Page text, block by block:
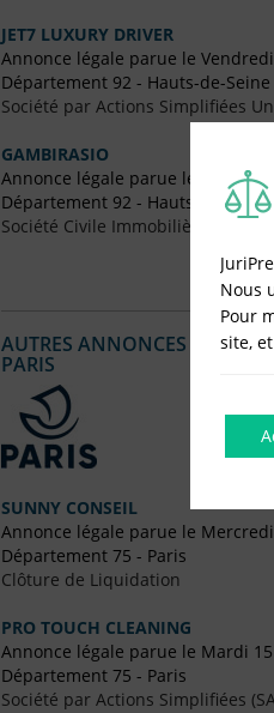
JET7 LUXURY DRIVER
Annonce légale parue le
Département 92 - Hauts-de-Seine
Société par Actions Simplifiées
GAMBIRASIO
Annonce légale parue le
Département 92 - Hauts-de-Seine
Société Civile Immobilière (SCI)
AUTRES ANNONCES
PARIS
SUNNY CONSEIL
Annonce légale parue le
Département 75 - Paris
Clôture de Liquidation
PRO TOUCH CLEANING
Annonce légale parue le Mardi
Département 75 - Paris
Société par Actions Simplifiées
Nous
Pour
site,